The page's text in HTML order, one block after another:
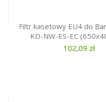
Filtr kasetowy EU4 do
KD-NW-ES-EC
102,09 zł